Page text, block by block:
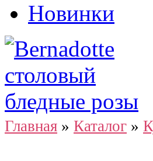
Новинки
Главная » Каталог »